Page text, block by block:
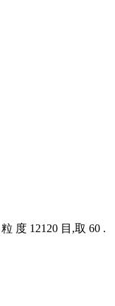
度 12120 目,取 60 .